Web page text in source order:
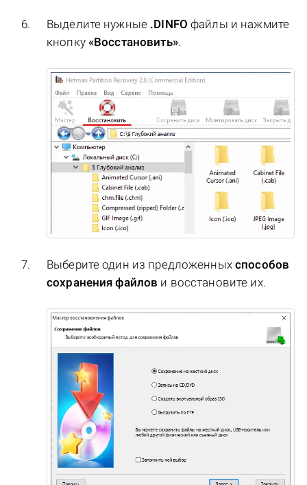
Выделите нужные .DINFO файлы и нажмите
кнопку «Восстановить».
Выберите один из предложенных способов
сохранения файлов и восстановите их.